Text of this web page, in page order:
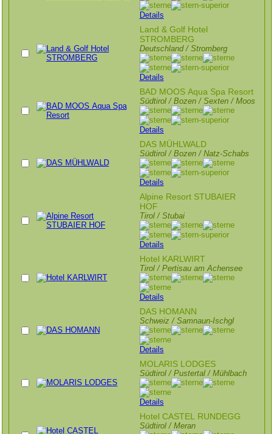
Details
Land & Golf Hotel
STROMBERG
Deutschland / Stromberg
Details
BAD MOOS Aqua Spa Resort
Südtirol / Bozen / Sexten / Moos
Details
DAS MÜHLWALD
Südtirol / Bozen / Natz-Schabs
Details
Alpine Resort STUBAIER
HOF
Tirol / Stubai
Details
Hotel KARLWIRT
Tirol / Pertisau am Achensee
Details
DAS HOMANN
Schweiz / Samnaun-Ischgl
Details
MOLARIS LODGES
Südtirol / Pustertal / Mühlbach
Details
Hotel CASTEL RUNDEGG
Südtirol / Meran